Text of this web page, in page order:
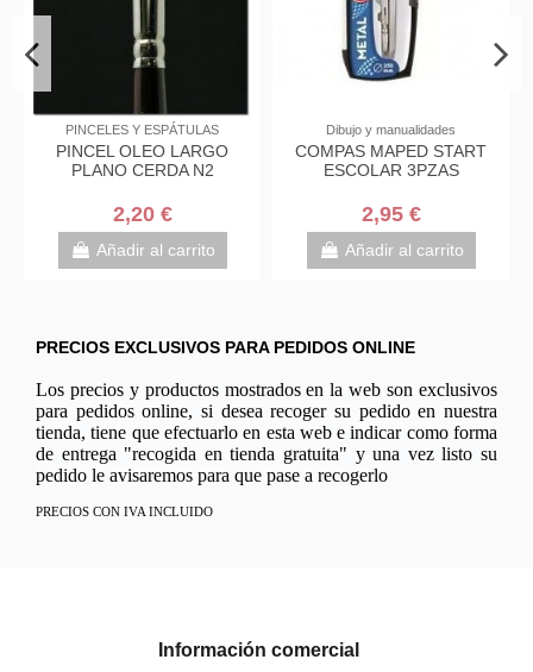
PINCELES Y ESPÁTULAS
PINCEL OLEO LARGO
PLANO CERDA N2
2,20 €
Añadir al carrito
Dibujo y manualidades
COMPAS MAPED START
ESCOLAR 3PZAS
2,95 €
Añadir al carrito
PRECIOS EXCLUSIVOS PARA PEDIDOS ONLINE
Los precios y productos mostrados en la web son exclusivos
para pedidos online, si desea recoger su pedido en nuestra
tienda, tiene que efectuarlo en esta web e indicar como forma
de entrega "recogida en tienda gratuita" y una vez listo su
pedido le avisaremos para que pase a recogerlo
PRECIOS CON IVA INCLUIDO
Información comercial